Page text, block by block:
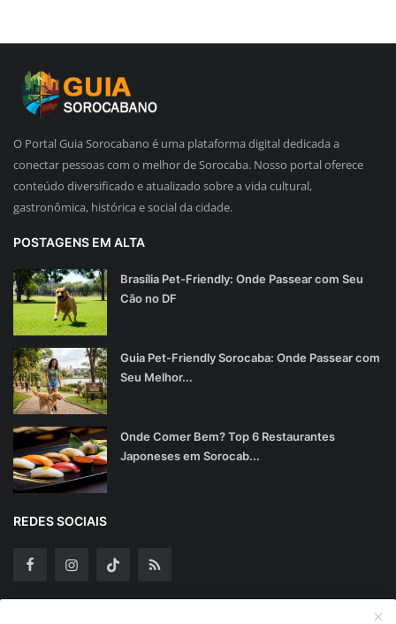
O Portal Guia Sorocabano é uma plataforma digital dedicada a
conectar pessoas com o melhor de Sorocaba. Nosso portal oferece
conteúdo diversificado e atualizado sobre a vida cultural,
gastronômica, histórica e social da cidade.
POSTAGENS EM ALTA
Brasília Pet-Friendly: Onde Passear com Seu
Cão no DF
Guia Pet-Friendly Sorocaba: Onde Passear com
Seu Melhor...
Onde Comer Bem? Top 6 Restaurantes
Japoneses em Sorocab...
REDES SOCIAIS